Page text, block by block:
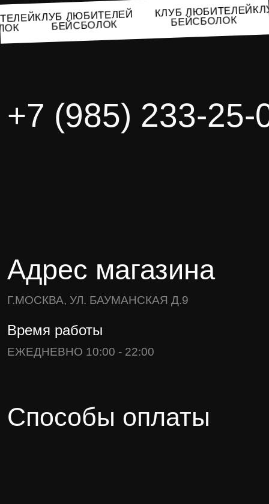
КЛУБ ЛЮБИТЕЛЕЙ
БЕЙСБОЛОК
КЛУБ ЛЮБИТЕЛЕЙ
БЕЙСБОЛОК
+7 (985) 233-25-
Адрес магазина
Г.МОСКВА, УЛ. БАУМАНСКАЯ Д.9
Время работы
ЕЖЕДНЕВНО 10:00 - 22:00
Способы оплаты